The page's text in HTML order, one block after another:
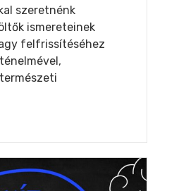
szeretnénk
ismereteinek
felfrissítéséhez